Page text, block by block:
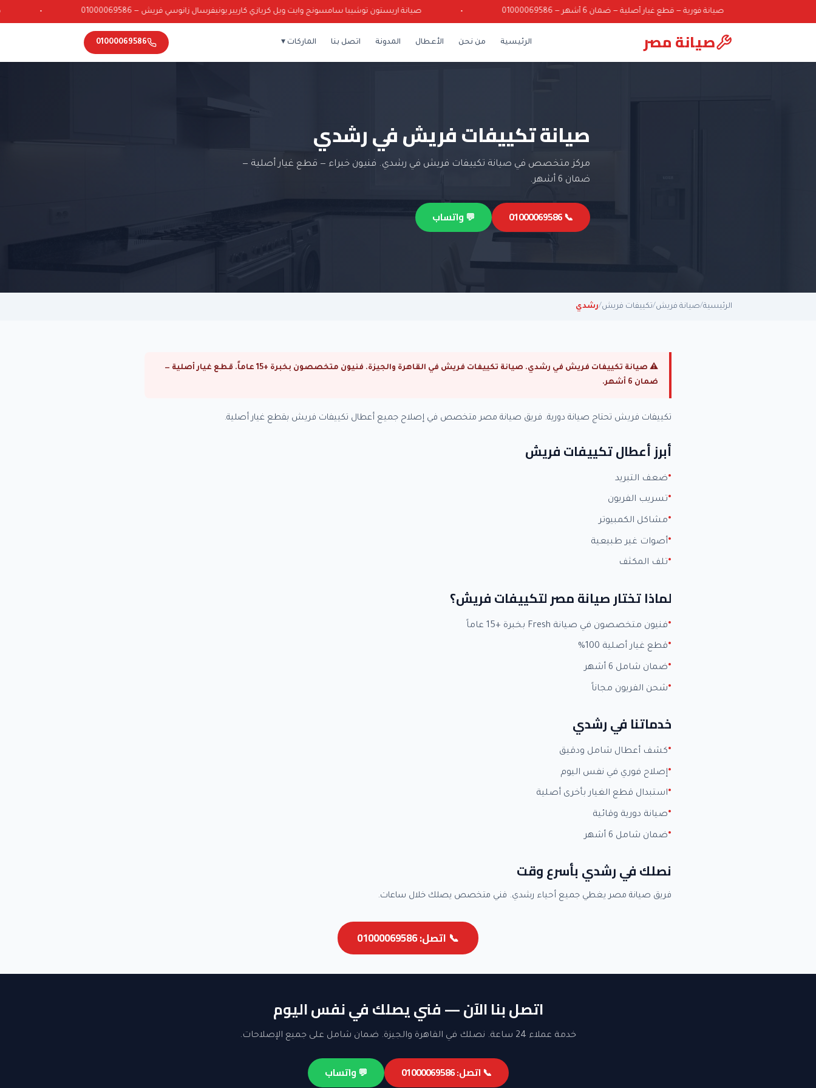
صيانة فورية — قطع غيار أصلية — ضمان 6 أشهر — 01000069586 صيانة اريستون توشيبا سامسونج وايت ويل كريازي كاريير يونيفرسال زانوسي فريش — 01000069586
صيانة مصر الرئيسية من نحن الأعطال المدونة اتصل بنا الماركات ▾ 01000069586
صيانة تكييفات فريش في رشدي
مركز متخصص في صيانة تكييفات فريش في رشدي. فنيون خبراء — قطع غيار أصلية —
ضمان 6 أشهر.
📞 01000069586 💬 واتساب
الرئيسية/صيانة فريش/تكييفات فريش/رشدي
⚠ صيانة تكييفات فريش في رشدي. صيانة تكييفات فريش في القاهرة والجيزة. فنيون متخصصون بخبرة +15 عاماً. قطع غيار أصلية —
ضمان 6 أشهر.
تكييفات فريش تحتاج صيانة دورية. فريق صيانة مصر متخصص في إصلاح جميع أعطال تكييفات فريش بقطع غيار أصلية.
أبرز أعطال تكييفات فريش
ضعف التبريد
تسريب الفريون
مشاكل الكمبيوتر
أصوات غير طبيعية
تلف المكثف
لماذا تختار صيانة مصر لتكييفات فريش؟
فنيون متخصصون في صيانة Fresh بخبرة +15 عاماً
قطع غيار أصلية 100%
ضمان شامل 6 أشهر
شحن الفريون مجاناً
خدماتنا في رشدي
كشف أعطال شامل ودقيق
إصلاح فوري في نفس اليوم
استبدال قطع الغيار بأخرى أصلية
صيانة دورية وقائية
ضمان شامل 6 أشهر
نصلك في رشدي بأسرع وقت
فريق صيانة مصر يغطي جميع أحياء رشدي. فني متخصص يصلك خلال ساعات.
📞 اتصل: 01000069586
اتصل بنا الآن — فني يصلك في نفس اليوم
خدمة عملاء 24 ساعة. نصلك في القاهرة والجيزة. ضمان شامل على جميع الإصلاحات.
📞 اتصل: 01000069586 💬 واتساب